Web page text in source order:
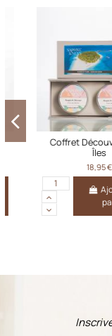
Coffret
18,95 €
panier